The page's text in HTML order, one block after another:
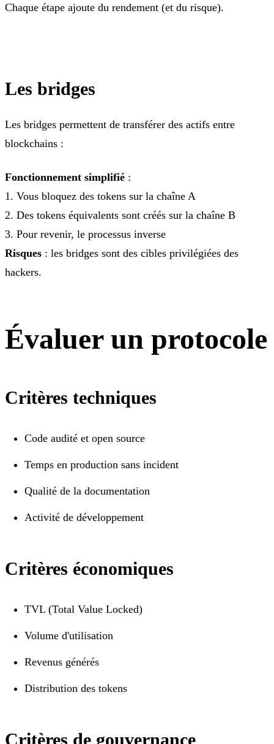
Chaque étape ajoute du rendement (et du risque).
Les bridges
Les bridges permettent de transférer des actifs entre
blockchains :
Fonctionnement simplifié :
1. Vous bloquez des tokens sur la chaîne A
2. Des tokens équivalents sont créés sur la chaîne B
3. Pour revenir, le processus inverse
Risques : les bridges sont des cibles privilégiées des
hackers.
Évaluer un protocole
Critères techniques
Code audité et open source
Temps en production sans incident
Qualité de la documentation
Activité de développement
Critères économiques
TVL (Total Value Locked)
Volume d'utilisation
Revenus générés
Distribution des tokens
Critères de gouvernance